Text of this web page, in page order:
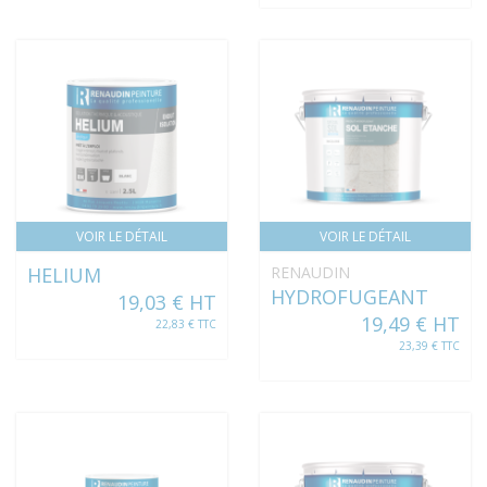
VOIR LE DÉTAIL
HELIUM
19,03 € HT
22,83 € TTC
VOIR LE DÉTAIL
RENAUDIN
HYDROFUGEANT
19,49 € HT
23,39 € TTC